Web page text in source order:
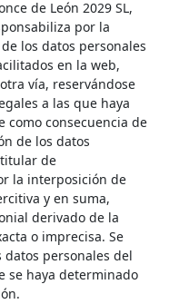
de León 2029 SL,
por la
los datos personales
en la web,
vía, reservándose
a las que haya
como consecuencia de
de los datos
titular de
la interposición de
y en suma,
derivado de la
o imprecisa. Se
personales del
se haya determinado